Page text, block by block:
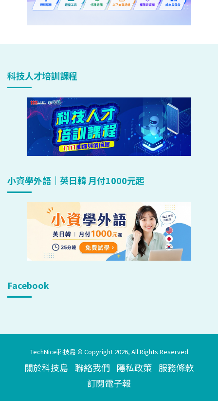
科技人才培訓課程
小資學外語｜英日韓 月付1000元起
Facebook
TechNice科技島 © Copyright 2026, All Rights Reserved
關於科技島 聯絡我們 隱私政策 服務條款
訂閱電子報